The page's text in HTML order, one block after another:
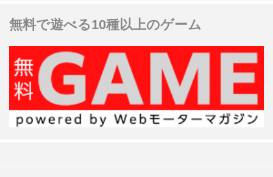
無料で遊べる10種以上のゲーム